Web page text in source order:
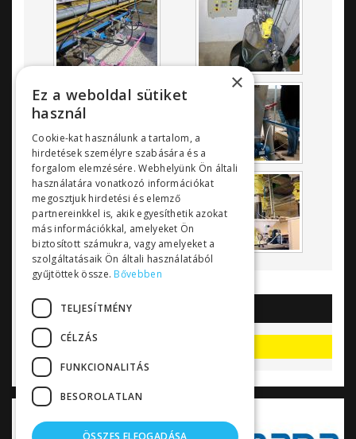
AKCIÓK
Akciók, kedvezmények
×
Ez a weboldal sütiket
használ
Cookie-kat használunk a tartalom, a
hirdetések személyre szabására és a
forgalom elemzésére. Webhelyünk Ön általi
használatára vonatkozó információkat
megosztjuk hirdetési és elemző
partnereinkkel is, akik egyesíthetik azokat
más információkkal, amelyeket Ön
biztosított számukra, vagy amelyeket a
szolgáltatásaik Ön általi használatából
gyűjtöttek össze. Bővebben
TELJESÍTMÉNY
CÉLZÁS
FUNKCIONALITÁS
BESOROLATLAN
ÖSSZES ELFOGADÁSA